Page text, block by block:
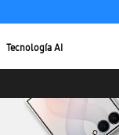
Tecnología AI